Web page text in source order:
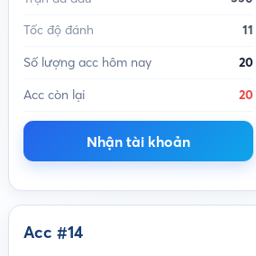
Tốc độ đánh 11
Số lượng acc hôm nay
20
Acc còn lại
20
Nhận tài khoản
Acc #14